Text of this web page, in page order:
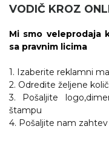
VODIČ KROZ
Mi smo veleprodaja
sa pravnim licima
1. Izaberite reklamni
2. Odredite željene
3. Pošaljite
štampu
4. Pošaljite nam zahtev